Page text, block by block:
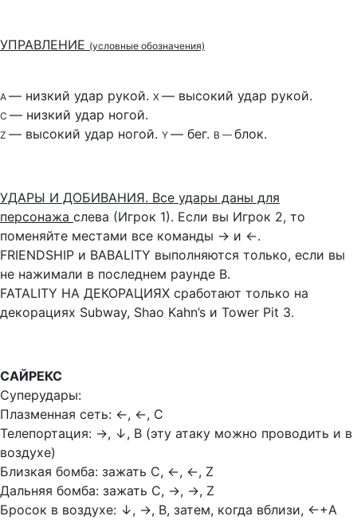
УПРАВЛЕНИЕ (условные обозначения)
А — низкий удар рукой. Х — высокий удар рукой.
С — низкий удар ногой.
Z — высокий удар ногой. Y — бег. В — блок.
УДАРЫ И ДОБИВАНИЯ. Все удары даны для
персонажа слева (Игрок 1). Если вы Игрок 2, то
поменяйте местами все команды → и ←.
FRIENDSHIP и BABALITY выполняются только, если вы
не нажимали в последнем раунде В.
FATALITY НА ДЕКОРАЦИЯХ сработают только на
декорациях Subway, Shao Kahn’s и Tower Pit 3.
САЙРЕКС
Суперудары:
Плазменная сеть: ←, ←, С
Телепортация: →, ↓, В (эту атаку можно проводить и в
воздухе)
Близкая бомба: зажать С, ←, ←, Z
Дальняя бомба: зажать С, →, →, Z
Бросок в воздухе: ↓, →, В, затем, когда вблизи, ←+А